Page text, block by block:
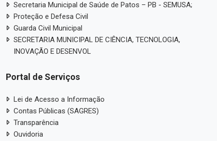
Secretaria Municipal de Saúde de Patos – PB - SEMUSA;
Proteção e Defesa Civil
Guarda Civil Municipal
SECRETARIA MUNICIPAL DE CIÊNCIA, TECNOLOGIA,
INOVAÇÃO E DESENVOL
Portal de Serviços
Lei de Acesso a Informação
Contas Públicas (SAGRES)
Transparência
Ouvidoria